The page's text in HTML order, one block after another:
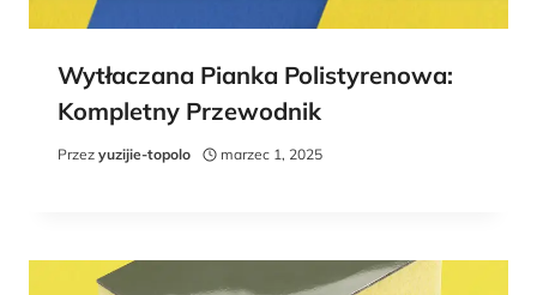
Wytłaczana Pianka Polistyrenowa:
Kompletny Przewodnik
Przez yuzijie-topolo marzec 1, 2025